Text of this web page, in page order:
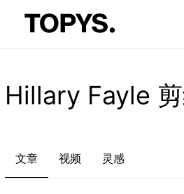
文章 视频 灵感